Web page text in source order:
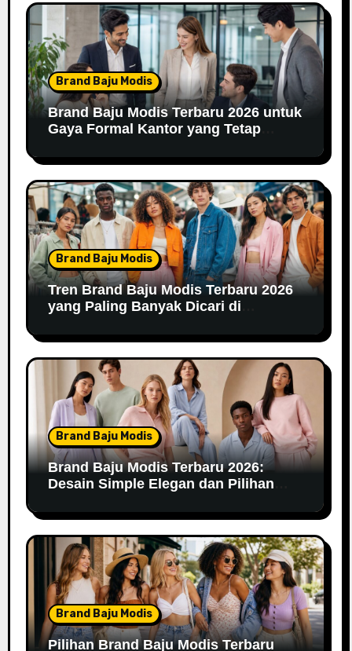
Brand Baju Modis
Brand Baju Modis Terbaru 2026 untuk
Gaya Formal Kantor yang Tetap
Brand Baju Modis
Tren Brand Baju Modis Terbaru 2026
yang Paling Banyak Dicari di
Brand Baju Modis
Brand Baju Modis Terbaru 2026:
Desain Simple Elegan dan Pilihan
Brand Baju Modis
Pilihan Brand Baju Modis Terbaru